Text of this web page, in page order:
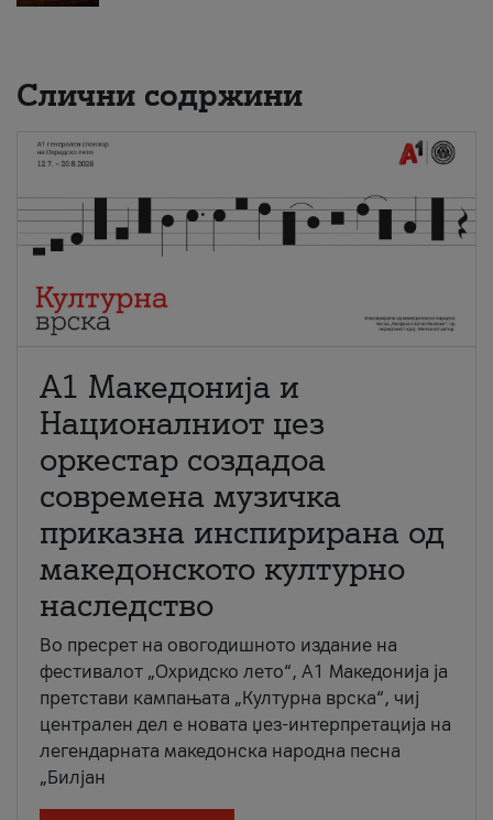
Слични содржини
А1 Македонија и
Националниот џез
оркестар создадоа
современа музичка
приказна инспирирана од
македонското културно
наследство
Во пресрет на овогодишното издание на
фестивалот „Охридско лето“, А1 Македонија ја
претстави кампањата „Културна врска“, чиј
централен дел е новата џез-интерпретација на
легендарната македонска народна песна
„Билјан